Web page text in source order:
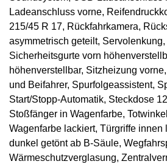
Ladeanschluss vorne,
215/45 R 17, Rückfahrkamera,
asymmetrisch geteilt,
Sicherheitsgurte vorn
höhenverstellbar, Sitzheizung
und Beifahrer, Spurfolgeassistent,
Start/Stopp-Automatik, Steckdose
Stoßfänger in Wagenfarbe,
Wagenfarbe lackiert, Türgriffe innen
dunkel getönt ab B-Säule,
Wärmeschutzverglasung,